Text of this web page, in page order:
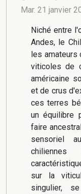
Mar. 21 janvier
Niché entre
Andes, le
les amateurs
viticoles de
américaine
et de crus
ces terres
un équilibre
faire
sensoriel
sur la
singulier,